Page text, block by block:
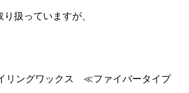
扱っていますが、
リングワックス ≪ファイバータイプ